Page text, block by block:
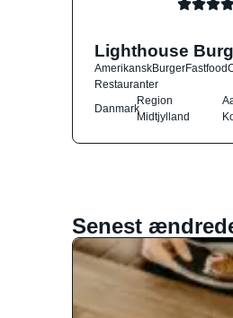
Lighthouse
AmerikanskBurgerFastfood
Restauranter
Danmark
Region
Midtjylland
Senest